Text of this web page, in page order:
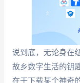
说到底，无论身在
故乡数字生活的钥
在于下载某个神奇